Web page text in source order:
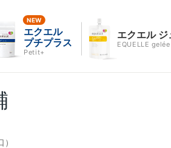
エクエル
プチプラス
Petit+
エクエル ジ
EQUELLE gelée